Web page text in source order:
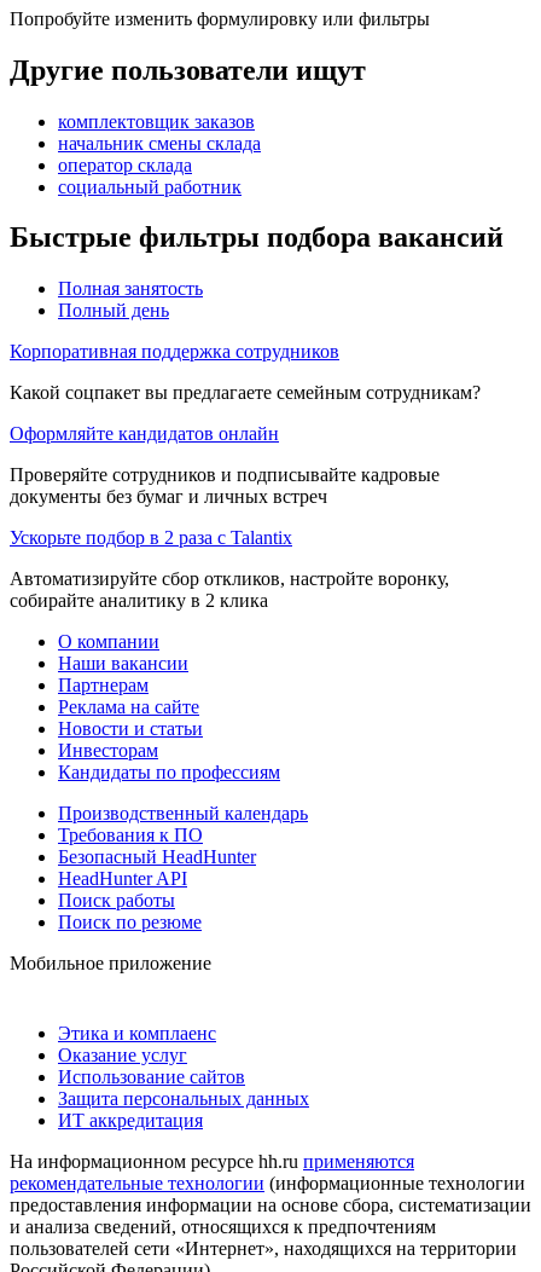
Попробуйте изменить формулировку или фильтры
Другие пользователи ищут
комплектовщик заказов
начальник смены склада
оператор склада
социальный работник
Быстрые фильтры подбора вакансий
Полная занятость
Полный день
Корпоративная поддержка сотрудников
Какой соцпакет вы предлагаете семейным сотрудникам?
Оформляйте кандидатов онлайн
Проверяйте сотрудников и подписывайте кадровые
документы без бумаг и личных встреч
Ускорьте подбор в 2 раза с Talantix
Автоматизируйте сбор откликов, настройте воронку,
собирайте аналитику в 2 клика
О компании
Наши вакансии
Партнерам
Реклама на сайте
Новости и статьи
Инвесторам
Кандидаты по профессиям
Производственный календарь
Требования к ПО
Безопасный HeadHunter
HeadHunter API
Поиск работы
Поиск по резюме
Мобильное приложение
Этика и комплаенс
Оказание услуг
Использование сайтов
Защита персональных данных
ИТ аккредитация
На информационном ресурсе hh.ru применяются
рекомендательные технологии (информационные технологии
предоставления информации на основе сбора, систематизации
и анализа сведений, относящихся к предпочтениям
пользователей сети «Интернет», находящихся на территории